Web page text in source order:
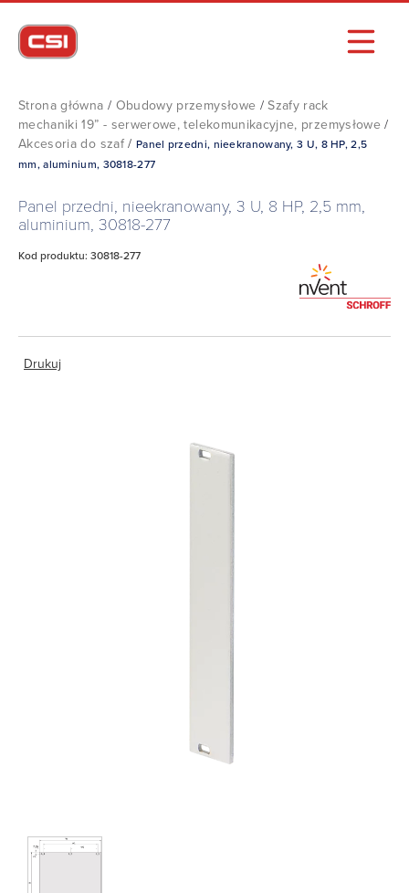
Strona główna / Obudowy przemysłowe /Szafy rack
mechaniki 19” - serwerowe, telekomunikacyjne, przemysłowe /
Akcesoria do szaf/Panel przedni, nieekranowany, 3 U, 8 HP, 2,5
mm, aluminium, 30818-277
Panel przedni, nieekranowany, 3 U, 8 HP, 2,5 mm,
aluminium, 30818-277
Kod produktu: 30818-277
Drukuj